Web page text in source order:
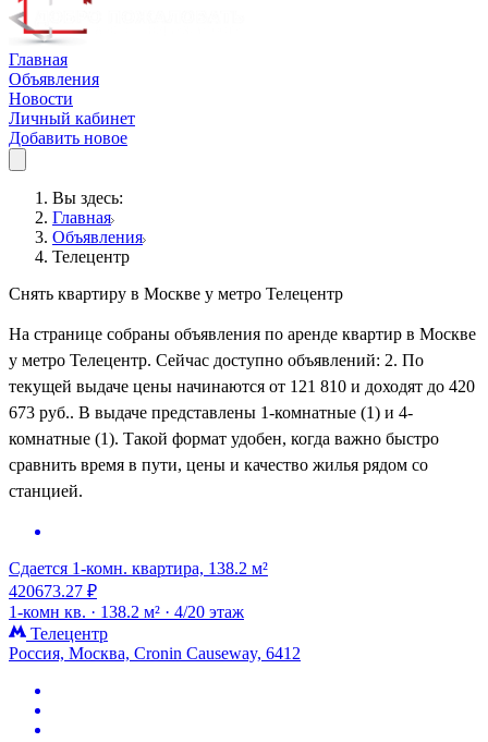
Главная
Объявления
Новости
Личный кабинет
Добавить новое
Вы здесь:
Главная
Объявления
Телецентр
Снять квартиру в Москве у метро Телецентр
На странице собраны объявления по аренде квартир в Москве
у метро Телецентр. Сейчас доступно объявлений: 2. По
текущей выдаче цены начинаются от 121 810 и доходят до 420
673 руб.. В выдаче представлены 1-комнатные (1) и 4-
комнатные (1). Такой формат удобен, когда важно быстро
сравнить время в пути, цены и качество жилья рядом со
станцией.
Сдается 1-комн. квартира, 138.2 м²
420673.27 ₽
1-комн кв. · 138.2 м² · 4/20 этаж
Телецентр
Россия, Москва, Cronin Causeway, 6412